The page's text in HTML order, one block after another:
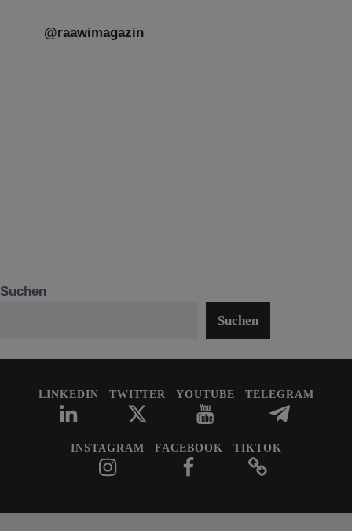
@raawimagazin
Suchen
Suchen
LINKEDIN TWITTER YOUTUBE TELEGRAM
INSTAGRAM FACEBOOK TIKTOK